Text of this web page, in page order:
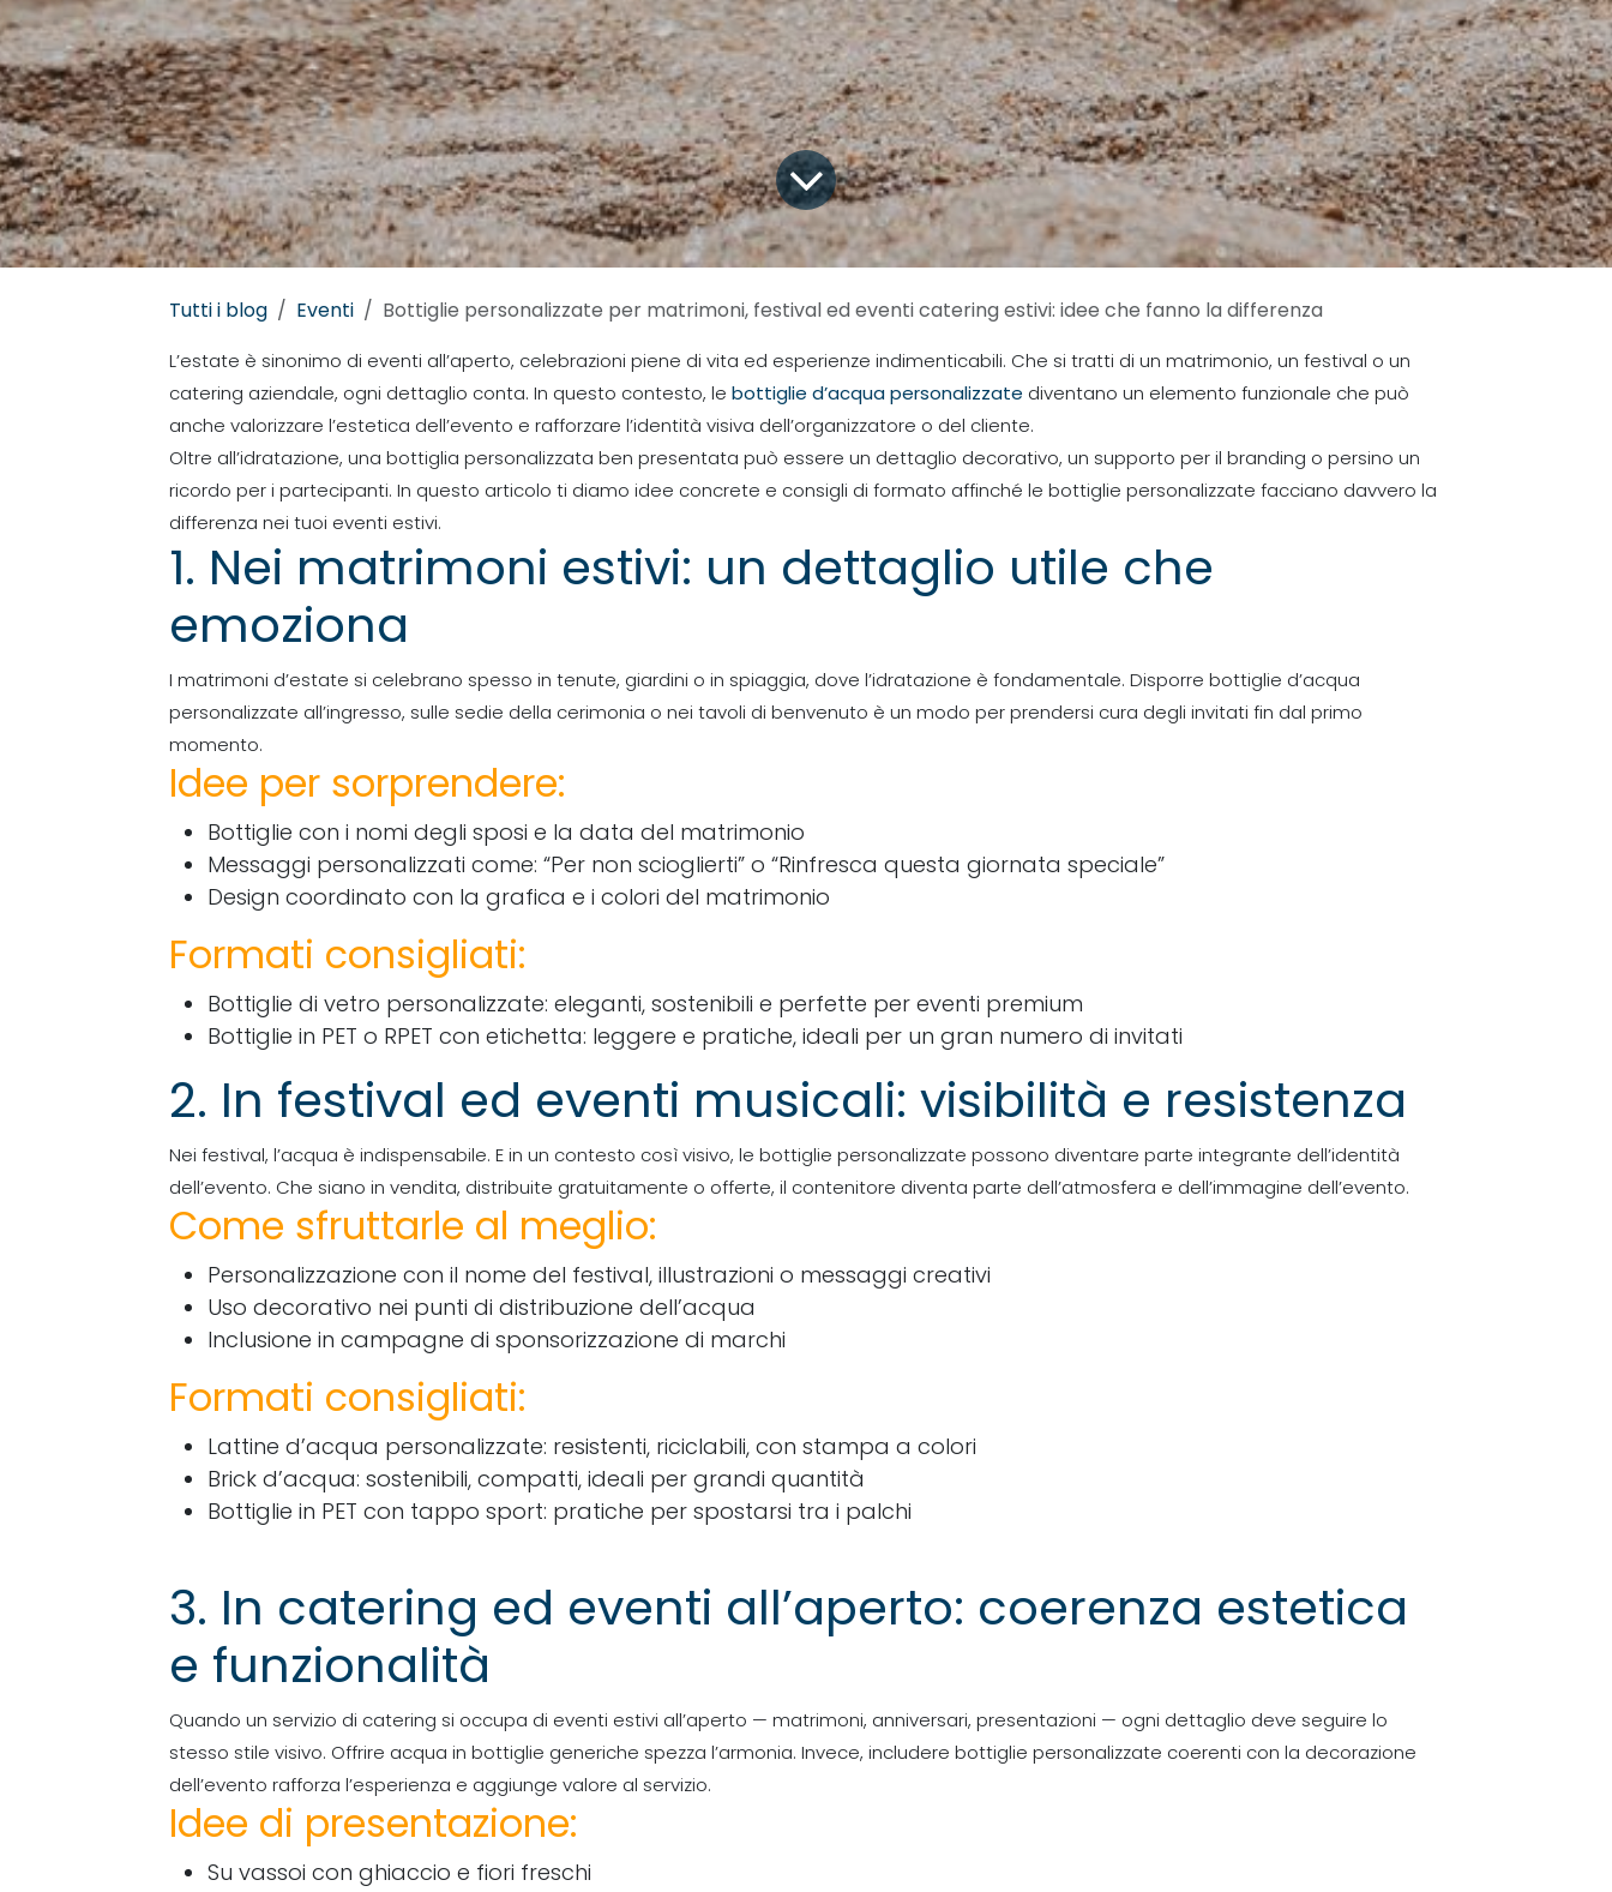
Tutti i blog Eventi Bottiglie personalizzate per matrimoni, festival ed eventi catering estivi: idee che fanno la differenza
L’estate è sinonimo di eventi all’aperto, celebrazioni piene di vita ed esperienze indimenticabili. Che si tratti di un matrimonio, un festival o un
catering aziendale, ogni dettaglio conta. In questo contesto, lebottiglie d’acqua personalizzate diventano un elemento funzionale che può
anche valorizzare l’estetica dell’evento e rafforzare l’identità visiva dell’organizzatore o del cliente.
Oltre all’idratazione, una bottiglia personalizzata ben presentata può essere un dettaglio decorativo, un supporto per il branding o persino un
ricordo per i partecipanti. In questo articolo ti diamo idee concrete e consigli di formato affinché le bottiglie personalizzate facciano davvero la
differenza nei tuoi eventi estivi.
1. Nei matrimoni estivi: un dettaglio utile che
emoziona
I matrimoni d’estate si celebrano spesso in tenute, giardini o in spiaggia, dove l’idratazione è fondamentale. Disporre bottiglie d’acqua
personalizzate all’ingresso, sulle sedie della cerimonia o nei tavoli di benvenuto è un modo per prendersi cura degli invitati fin dal primo
momento.
Idee per sorprendere:
Bottiglie con i nomi degli sposi e la data del matrimonio
Messaggi personalizzati come: “Per non scioglierti” o “Rinfresca questa giornata speciale”
Design coordinato con la grafica e i colori del matrimonio
Formati consigliati:
Bottiglie di vetro personalizzate: eleganti, sostenibili e perfette per eventi premium
Bottiglie in PET o RPET con etichetta: leggere e pratiche, ideali per un gran numero di invitati
2. In festival ed eventi musicali: visibilità e resistenza
Nei festival, l’acqua è indispensabile. E in un contesto così visivo, le bottiglie personalizzate possono diventare parte integrante dell’identità
dell’evento. Che siano in vendita, distribuite gratuitamente o offerte, il contenitore diventa parte dell’atmosfera e dell’immagine dell’evento.
Come sfruttarle al meglio:
Personalizzazione con il nome del festival, illustrazioni o messaggi creativi
Uso decorativo nei punti di distribuzione dell’acqua
Inclusione in campagne di sponsorizzazione di marchi
Formati consigliati:
Lattine d’acqua personalizzate: resistenti, riciclabili, con stampa a colori
Brick d’acqua: sostenibili, compatti, ideali per grandi quantità
Bottiglie in PET con tappo sport: pratiche per spostarsi tra i palchi
3. In catering ed eventi all’aperto: coerenza estetica
e funzionalità
Quando un servizio di catering si occupa di eventi estivi all’aperto — matrimoni, anniversari, presentazioni — ogni dettaglio deve seguire lo
stesso stile visivo. Offrire acqua in bottiglie generiche spezza l’armonia. Invece, includere bottiglie personalizzate coerenti con la decorazione
dell’evento rafforza l’esperienza e aggiunge valore al servizio.
Idee di presentazione:
Su vassoi con ghiaccio e fiori freschi